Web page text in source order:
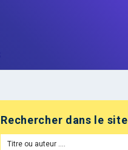
Rechercher dans le site